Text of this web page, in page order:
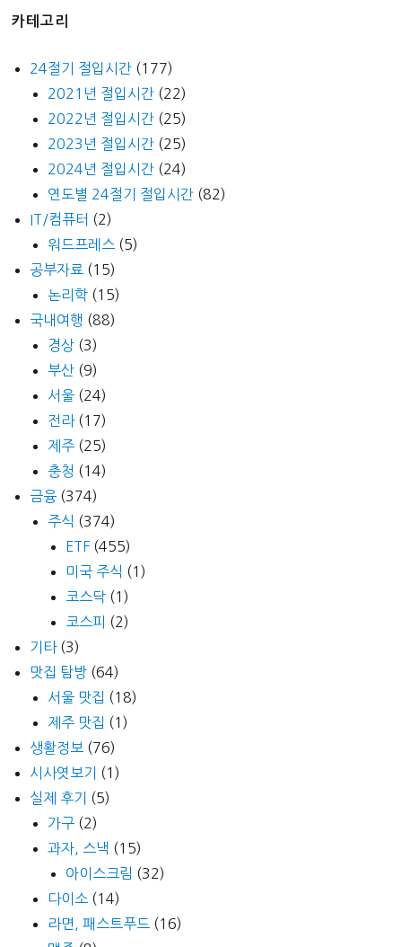
카테고리
24절기 절입시간 (177)
2021년 절입시간 (22)
2022년 절입시간 (25)
2023년 절입시간 (25)
2024년 절입시간 (24)
연도별 24절기 절입시간 (82)
IT/컴퓨터 (2)
워드프레스 (5)
공부자료 (15)
논리학 (15)
국내여행 (88)
경상 (3)
부산 (9)
서울 (24)
전라(17)
제주 (25)
충청 (14)
금융 (374)
주식 (374)
ETF (455)
미국 주식 (1)
코스닥 (1)
코스피 (2)
기타(3)
맛집 탐방 (64)
서울 맛집 (18)
제주 맛집 (1)
생활정보 (76)
시사엿보기
(1)
실제 후기
(5)
가구 (2)
과자, 스낵 (15)
아이스크림 (32)
다이소 (14)
라면, 패스트푸드 (16)